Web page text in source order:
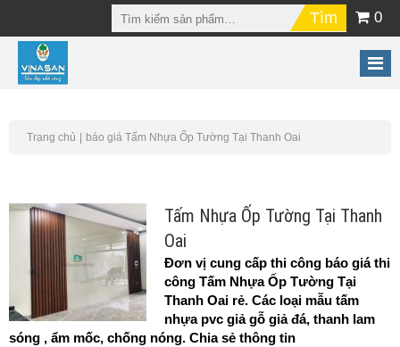
0
Trang chủ báo giá Tấm Nhựa Ốp Tường Tại Thanh Oai
Tấm Nhựa Ốp Tường Tại Thanh
Oai
Đơn vị cung cấp thi công báo giá thi
công Tấm Nhựa Ốp Tường Tại
Thanh Oai rẻ. Các loại mẫu tấm
nhựa pvc giả gỗ giả đá, thanh lam
sóng , ẩm mốc, chống nóng. Chia sẻ thông tin